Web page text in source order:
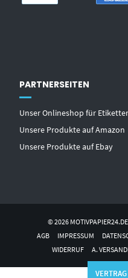
PARTNERSEITEN
Unser Onlineshop für
Unsere Produkte auf Amazon
Unsere Produkte auf Ebay
© 2026
AGB
IMPRESSUM
WIDERRUF
A.